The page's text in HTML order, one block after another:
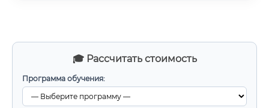
🎓 Рассчитать стоимость
Программа обучения: